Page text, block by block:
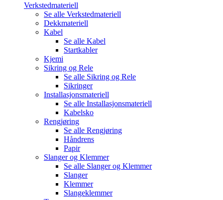
Verkstedmateriell
Se alle Verkstedmateriell
Dekkmateriell
Kabel
Se alle Kabel
Startkabler
Kjemi
Sikring og Rele
Se alle Sikring og Rele
Sikringer
Installasjonsmateriell
Se alle Installasjonsmateriell
Kabelsko
Rengjøring
Se alle Rengjøring
Håndrens
Papir
Slanger og Klemmer
Se alle Slanger og Klemmer
Slanger
Klemmer
Slangeklemmer